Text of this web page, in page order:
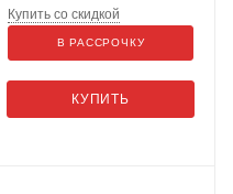
КУПИТЬ
Купить со скидкой
В РАССРОЧКУ